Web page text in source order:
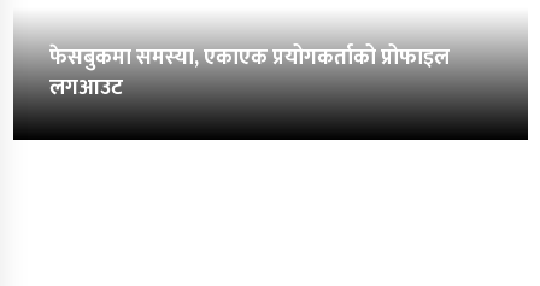
फेसबुकमा समस्या, एकाएक प्रयोगकर्ताको प्रोफाइल
लगआउट